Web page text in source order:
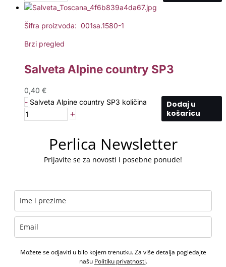
Šifra proizvoda: 001sa.1580-1
Brzi pregled
Salveta Alpine country SP3
0,40 €
- Salveta Alpine country SP3 količina
+
Dodaj u
košaricu
Perlica Newsletter
Prijavite se za novosti i posebne ponude!
Možete se odjaviti u bilo kojem trenutku. Za više detalja pogledajte
našu Politiku privatnosti.